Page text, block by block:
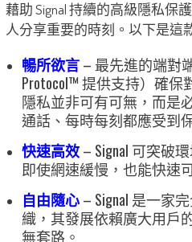
藉助 Signal 持續的高級隱私保
人分享重要的時刻。以下是這
暢所欲言– 最先進的端對
Protocol™ 提供支持）確保
隱私並非可有可無，而是
通話、每時每刻都應受到
快速高效– Signal 可突破
即使網速緩慢，也能快速
自由隨心– Signal 是一家
織，其發展依賴廣大用戶
無套路。